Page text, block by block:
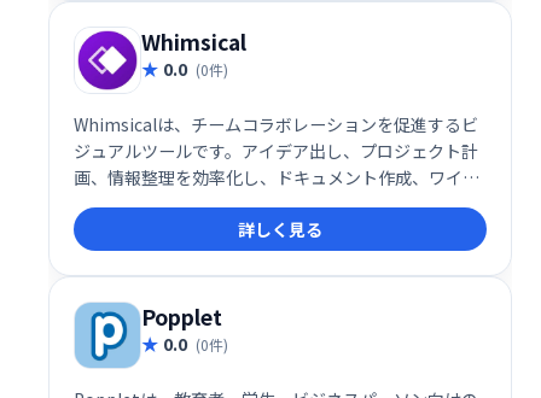
Whimsical
0.0 (0件)
Whimsicalは、チームコラボレーションを促進するビ
ジュアルツールです。アイデア出し、プロジェクト計
画、情報整理を効率化し、ドキュメント作成、ワイヤ
ーフレーム、フローチャート、マインドマップなどを
一つのプラットフォームで実現します。直感的なイン
ターフェースで、チームメンバーとスムーズに連携
し、ビジュアル思考を促進します。複雑な情報を分か
りやすく整理し、生産性向上に貢献します。
詳しく見る
Popplet
0.0 (0件)